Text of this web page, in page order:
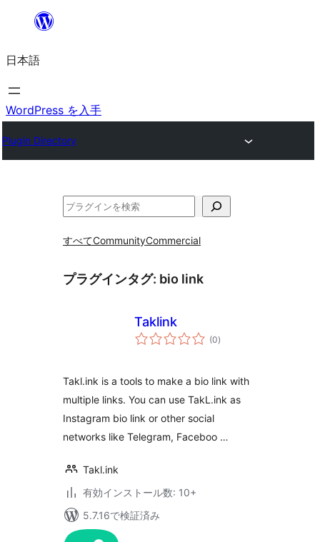
を
ス
キ
プ
日本語
WordPress を入手
Plugin Directory
検
すべてCommunityCommercial
プラグインタグ: bio link
Taklink
(0個
の)
Takl.ink is a tools to make a bio link with
multiple links. You can use TakL.ink as
Instagram bio link or other social
networks like Telegram, Faceboo …
Takl.ink
有効インストール数: 10+
5.7.16で検証済み